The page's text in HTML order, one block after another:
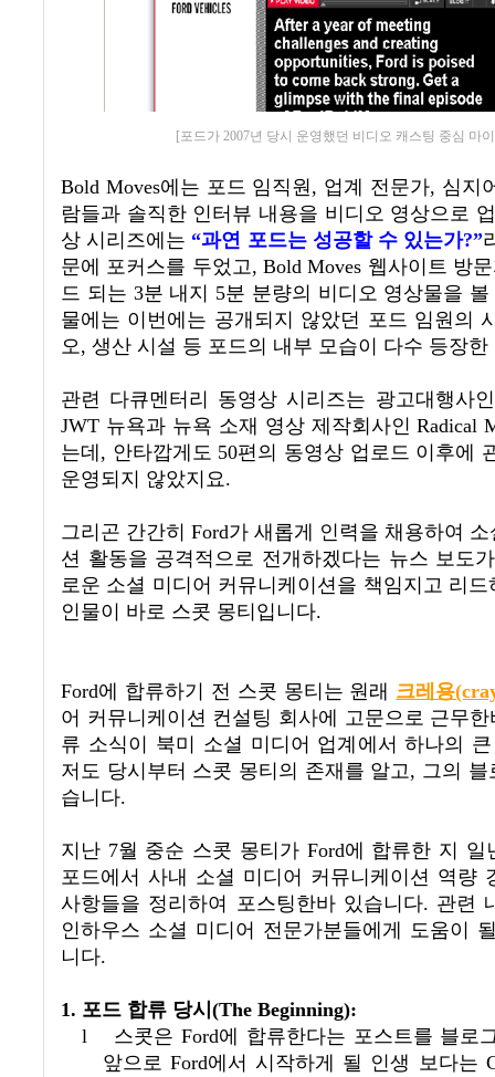
[포드가 2007년 당시 운영했던 비디오 캐스팅 중심 마
Bold Moves에는 포드 임직원 , 업계 전문가, 심지
람들과 솔직한 인터뷰 내용을 비디오 영상으로
상 시리즈에는 “과연 포드는 성공할 수 있는가?”
문에 포커스를 두었고, Bold Moves 웹사이트 방
드 되는 3분 내지 5분 분량의 비디오 영상물을
물에는 이번에는 공개되지 않았던 포드 임원의
오, 생산 시설 등 포드의 내부 모습이 다수 등장한
관련 다큐멘터리 동영상 시리즈는 광고대행사인
JWT 뉴욕과 뉴욕 소재 영상 제작회사인 Radical
는데 , 안타깝게도 50편의 동영상 업로드 이후에
운영되지 않았지요.
그리곤 간간히 Ford가 새롭게 인력을 채용하여
션 활동을 공격적으로 전개하겠다는 뉴스 보도
로운 소셜 미디어 커뮤니케이션을 책임지고 리
인물이 바로 스콧 몽티입니다.
Ford에 합류하기 전 스콧 몽티는 원래 크레용
어 커뮤니케이션 컨설팅 회사에 고문으로 근무
류 소식이 북미 소셜 미디어 업계에서 하나의
저도 당시부터 스콧 몽티 의 존재를 알고, 그의
습니다.
지난 7월 중순 스콧 몽티가 Ford에 합류한 지 일
포드에서 사내 소셜 미디어 커뮤니케이션 역량
사항들을 정리하여 포스팅한바 있습니다. 관련
인하우스 소셜 미디어 전문가분들에게 도움이
니다.
1. 포드 합류 당시 (The Beginning):
l
스콧은 Ford에 합류한다는 포스트를 블로
앞으로 Ford에서 시작하게 될 인생 보다는